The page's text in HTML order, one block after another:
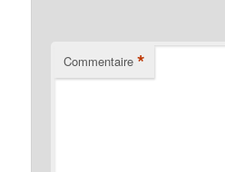
Commentaire *